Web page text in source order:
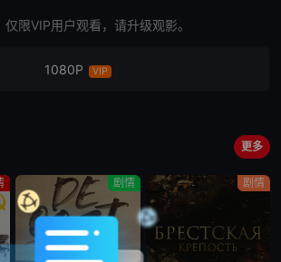
到山丘但仍然无法突破包围，摩尔寻求空军帮
饰）记录下了战斗中一幕幕残酷的画面。第三
限VIP用户观看，请升级观影。
1080P VIP
更多
剧情 剧情